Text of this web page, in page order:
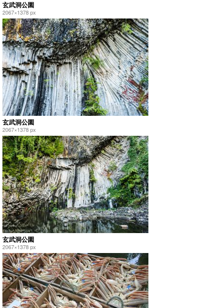
玄武洞公園
2067×1378 px
玄武洞公園
2067×1378 px
玄武洞公園
2067×1378 px